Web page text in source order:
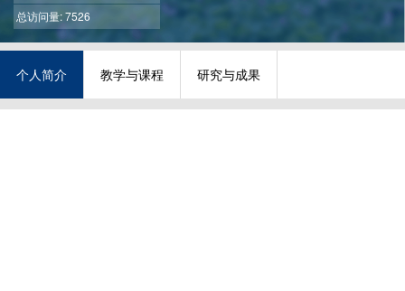
总访问量: 7526
个人简介 教学与课程 研究与成果